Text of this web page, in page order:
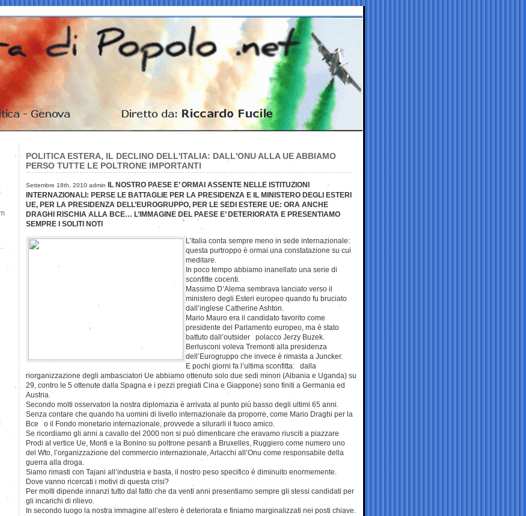
POLITICA ESTERA, IL DECLINO DELL'ITALIA: DALL'ONU ALLA UE ABBIAMO
PERSO TUTTE LE POLTRONE IMPORTANTI
Settembre 18th, 2010 admin
IL NOSTRO PAESE E’ ORMAI ASSENTE NELLE ISTITUZIONI
INTERNAZIONALI: PERSE LE BATTAGLIE PER LA PRESIDENZA E IL MINISTERO DEGLI ESTERI
UE, PER LA PRESIDENZA DELL’EUROGRUPPO, PER LE SEDI ESTERE UE: ORA ANCHE
DRAGHI RISCHIA ALLA BCE… L’IMMAGINE DEL PAESE E’ DETERIORATA E PRESENTIAMO
SEMPRE I SOLITI NOTI
L’Italia conta sempre meno in sede internazionale:
questa purtroppo è ormai una constatazione su cui
meditare.
In poco tempo abbiamo inanellato una serie di
sconfitte cocenti.
Massimo D’Alema sembrava lanciato verso il
ministero degli Esteri europeo quando fu bruciato
dall’inglese Catherine Ashton.
Mario Mauro era il candidato favorito come
presidente del Parlamento europeo, ma è stato
battuto dall’outsider polacco Jerzy Buzek.
Berlusconi voleva Tremonti alla presidenza
dell’Eurogruppo che invece è rimasta a Juncker.
E pochi giorni fa l’ultima sconfitta: dalla
riorganizzazione degli ambasciatori Ue abbiamo ottenuto solo due sedi minori (Albania e Uganda) su
29, contro le 5 ottenute dalla Spagna e i pezzi pregiati Cina e Giappone) sono finiti a Germania ed
Austria.
Secondo molti osservatori la nostra diplomazia è arrivata al punto più basso degli ultimi 65 anni.
Senza contare che quando ha uomini di livello internazionale da proporre, come Mario Draghi per la
Bce o il Fondo monetario internazionale, provvede a silurarli il fuoco amico.
Se ricordiamo gli anni a cavallo del 2000 non si può dimenticare che eravamo riusciti a piazzare
Prodi al vertice Ue, Monti e la Bonino su poltrone pesanti a Bruxelles, Ruggiero come numero uno
del Wto, l’organizzazione del commercio internazionale, Arlacchi all’Onu come responsabile della
guerra alla droga.
Siamo rimasti con Tajani all’industria e basta, il nostro peso specifico è diminuito enormemente.
Dove vanno ricercati i motivi di questa crisi?
Per molti dipende innanzi tutto dal fatto che da venti anni presentiamo sempre gli stessi candidati per
gli incarichi di rilievo.
In secondo luogo la nostra immagine all’estero è deteriorata e finiamo marginalizzati nei posti chiave.